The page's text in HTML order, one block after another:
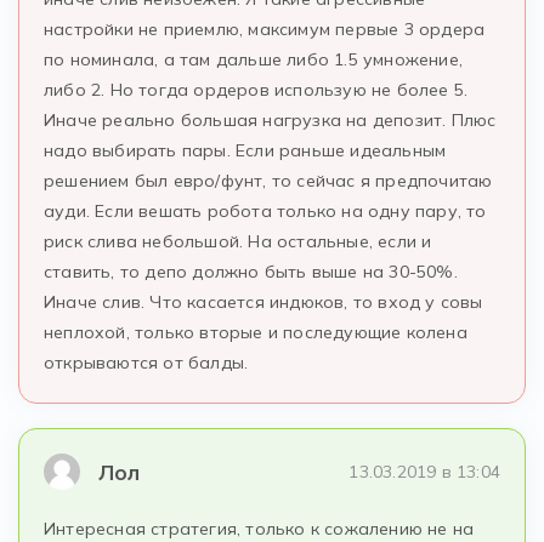
настройки не приемлю, максимум первые 3 ордера
по номинала, а там дальше либо 1.5 умножение,
либо 2. Но тогда ордеров использую не более 5.
Иначе реально большая нагрузка на депозит. Плюс
надо выбирать пары. Если раньше идеальным
решением был евро/фунт, то сейчас я предпочитаю
ауди. Если вешать робота только на одну пару, то
риск слива небольшой. На остальные, если и
ставить, то депо должно быть выше на 30-50%.
Иначе слив. Что касается индюков, то вход у совы
неплохой, только вторые и последующие колена
открываются от балды.
Лол 13.03.2019 в 13:04
Интересная стратегия, только к сожалению не на